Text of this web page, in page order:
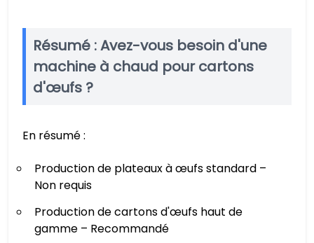
Résumé : Avez-vous besoin d'une
machine à chaud pour cartons
d'œufs ?
En résumé :
Production de plateaux à œufs standard –
Non requis
Production de cartons d'œufs haut de
gamme – Recommandé